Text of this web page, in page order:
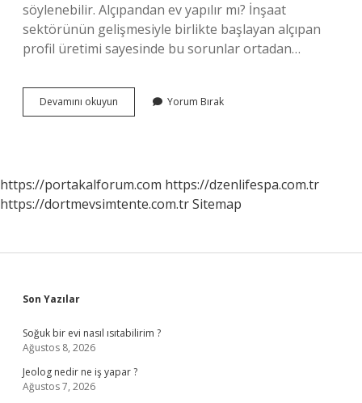
söylenebilir. Alçıpandan ev yapılır mı? İnşaat
sektörünün gelişmesiyle birlikte başlayan alçıpan
profil üretimi sayesinde bu sorunlar ortadan…
Devamını okuyun
Mi
Yorum Bırak
https://portakalforum.com https://dzenlifespa.com.tr
https://dortmevsimtente.com.trSitemap
Sidebar
Son Yazılar
Soğuk bir evi nasıl ısıtabilirim ?
Ağustos 8, 2026
Jeolog nedir ne iş yapar ?
Ağustos 7, 2026